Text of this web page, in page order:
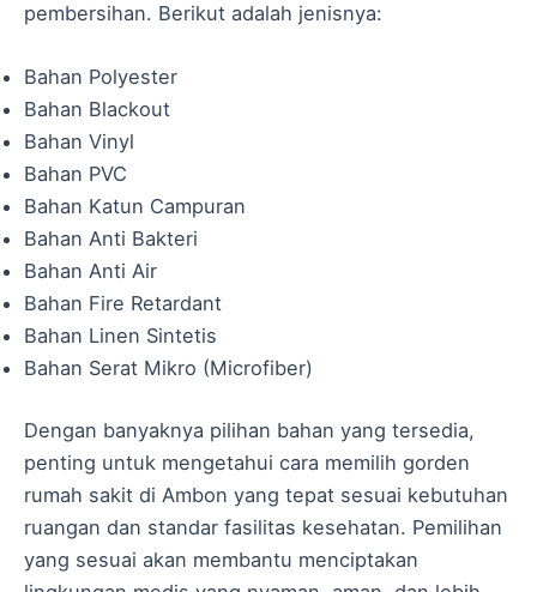
pembersihan. Berikut adalah jenisnya:
Bahan Polyester
Bahan Blackout
Bahan Vinyl
Bahan PVC
Bahan Katun Campuran
Bahan Anti Bakteri
Bahan Anti Air
Bahan Fire Retardant
Bahan Linen Sintetis
Bahan Serat Mikro (Microfiber)
Dengan banyaknya pilihan bahan yang tersedia,
penting untuk mengetahui cara memilih gorden
rumah sakit di Ambon yang tepat sesuai kebutuhan
ruangan dan standar fasilitas kesehatan. Pemilihan
yang sesuai akan membantu menciptakan